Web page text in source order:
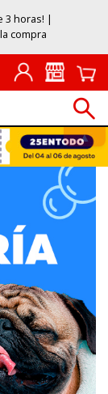
3 horas! |
compra